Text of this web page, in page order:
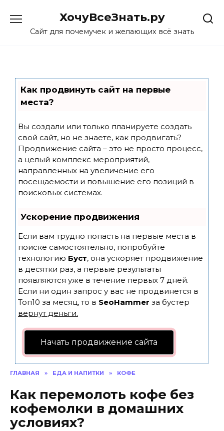
content
ХочуВсеЗнать.ру
Сайт для почемучек и желающих всё знать
Как продвинуть сайт на первые
места?
Вы создали или только планируете создать
свой сайт, но не знаете, как продвигать?
Продвижение сайта – это не просто процесс,
а целый комплекс мероприятий,
направленных на увеличение его
посещаемости и повышение его позиций в
поисковых системах.
Ускорение продвижения
Если вам трудно попасть на первые места в
поиске самостоятельно, попробуйте
технологию Буст, она ускоряет продвижение
в десятки раз, а первые результаты
появляются уже в течение первых 7 дней.
Если ни один запрос у вас не продвинется в
Топ10 за месяц, то в SeoHammer за бустер
вернут деньги.
Начать продвижение сайта
ГЛАВНАЯ » ЕДА И НАПИТКИ » КОФЕ
Как перемолоть кофе без
кофемолки в домашних
условиях?